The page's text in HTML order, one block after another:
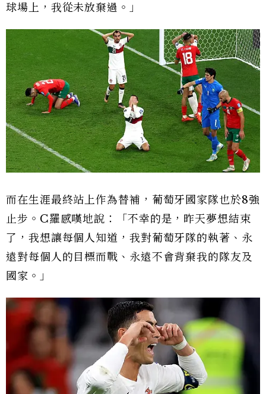
球場上，我從未放棄過。」
而在生涯最終站上作為替補，葡萄牙國家隊也於8強
止步。C羅感嘆地說：「不幸的是，昨天夢想結束
了，我想讓每個人知道，我對葡萄牙隊的執著、永
遠對每個人的目標而戰、永遠不會背棄我的隊友及
國家。」